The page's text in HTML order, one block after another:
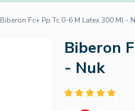
Biberon Fc+ Pp Tc 0-6 M Latex 300 Ml -
Biberon
- Nuk